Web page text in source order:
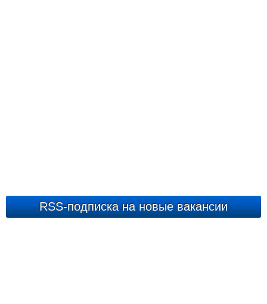
RSS-подписка на новые вакансии